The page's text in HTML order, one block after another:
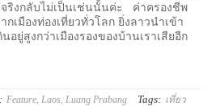
ริงกลับไม่เป็นเช่นนั้นค่ะ ค่าครองชีพ
กเมืองท่องเที่ยวทั่วโลก ยิ่งลาวนำเข้า
ยู่สูงกว่าเมืองรองของบ้านเราเสียอีก
Feature Laos Luang Prabang Tags: เที่ยว